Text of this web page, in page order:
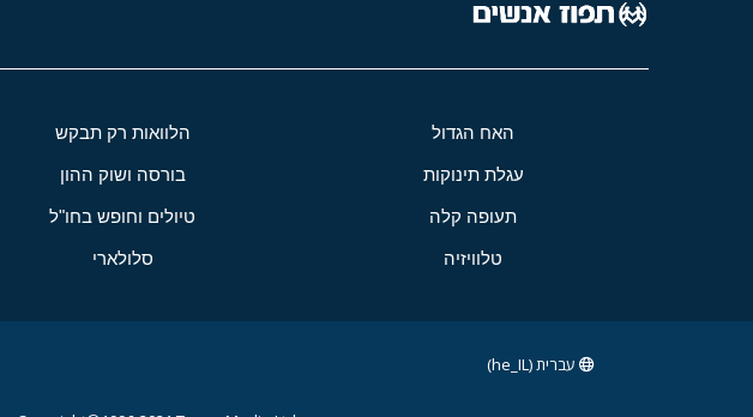
האח הגדול הלוואות רק תבקש
עגלת תינוקות בורסה ושוק ההון
תעופה קלה טיולים וחופש בחו"ל
טלוויזיה סלולארי
עברית (he_IL)